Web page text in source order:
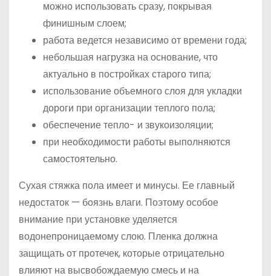
можно использовать сразу, покрывая
финишным слоем;
работа ведется независимо от времени года;
небольшая нагрузка на основание, что
актуально в постройках старого типа;
использование объемного слоя для укладки
дороги при организации теплого пола;
обеспечение тепло- и звукоизоляции;
при необходимости работы выполняются
самостоятельно.
Сухая стяжка пола имеет и минусы. Ее главный
недостаток — боязнь влаги. Поэтому особое
внимание при установке уделяется
водонепроницаемому слою. Пленка должна
защищать от протечек, которые отрицательно
влияют на высвобождаемую смесь и на